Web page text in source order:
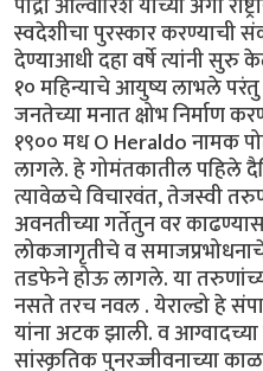
स्वदेशीचा पुरस्कार करण्याची
देण्याआधी दहा वर्षे त्यांनी सुरु
१० महिन्याचे आयुष्य लाभले
जनतेच्या मनात क्षोभ निर्माण
१९०० मध O Heraldo नामक
लागले. हे गोमंतकातील पहिले
त्यावेळचे विचारवंत, तेजस्वी
अवनतीच्या गर्तेतुन वर
लोकजागृतीचे व
तडफेने होऊ लागले. या
नसते तरच नवल . येराल्डो हे
यांना अटक झाली. व
सांस्कृतिक पुनरज्जीवनाच्या